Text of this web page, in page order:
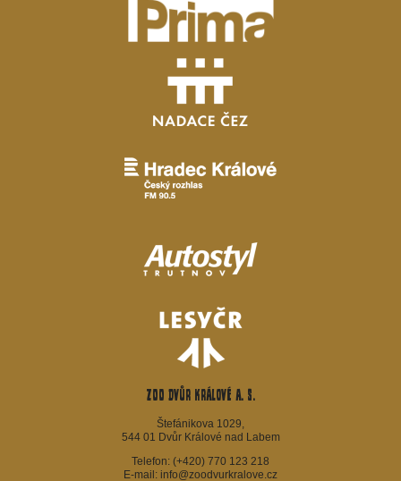
ZOO Dvůr Králové a. s.
Štefánikova 1029,
544 01 Dvůr Králové nad Labem
Telefon: (+420) 770 123 218
E-mail: info@zoodvurkralove.cz